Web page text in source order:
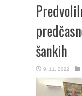
šankih
9. 11. 2022